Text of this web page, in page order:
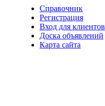
Справочник
Регистрация
Вход для клиентов
Доска объявлений
Карта сайта